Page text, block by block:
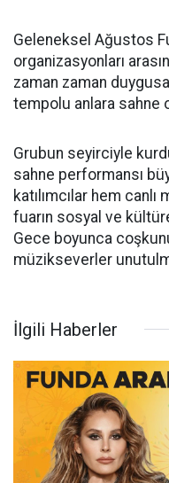
Geleneksel Ağustos
organizasyonları
zaman zaman
tempolu anlara sahne
Grubun seyirciyle
sahne performansı
katılımcılar hem
fuarın sosyal ve
Gece boyunca
müzikseverler
İlgili Haberler